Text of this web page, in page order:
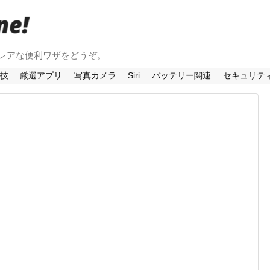
な便利ワザをどうぞ。
厳選アプリ 写真カメラ Siri バッテリー関連 セキュリテ